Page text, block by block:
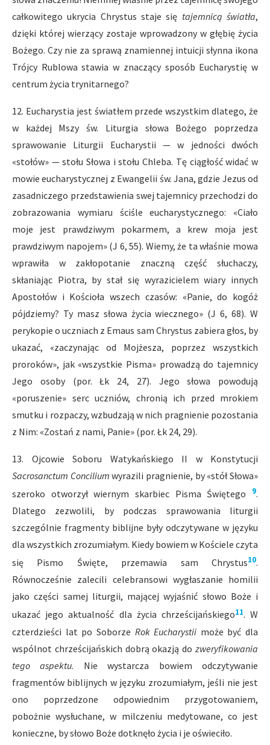
całkowitego ukrycia Chrystus staje się tajemnicą światła,
dzięki której wierzący zostaje wprowadzony w głębię życia
Bożego. Czy nie za sprawą znamiennej intuicji słynna ikona
Trójcy Rublowa stawia w znaczący sposób Eucharystię w
centrum życia trynitarnego?
12. Eucharystia jest światłem przede wszystkim dlatego, że
w każdej Mszy św. Liturgia słowa Bożego poprzedza
sprawowanie Liturgii Eucharystii — w jedności dwóch
«stołów» — stołu Słowa i stołu Chleba. Tę ciągłość widać w
mowie eucharystycznej z Ewangelii św. Jana, gdzie Jezus od
zasadniczego przedstawienia swej tajemnicy przechodzi do
zobrazowania wymiaru ściśle eucharystycznego: «Ciało
moje jest prawdziwym pokarmem, a krew moja jest
prawdziwym napojem» (J 6, 55). Wiemy, że ta właśnie mowa
wprawiła w zakłopotanie znaczną część słuchaczy,
skłaniając Piotra, by stał się wyrazicielem wiary innych
Apostołów i Kościoła wszech czasów: «Panie, do kogóż
pójdziemy? Ty masz słowa życia wiecznego» (J 6, 68). W
perykopie o uczniach z Emaus sam Chrystus zabiera głos, by
ukazać, «zaczynając od Mojżesza, poprzez wszystkich
proroków», jak «wszystkie Pisma» prowadzą do tajemnicy
Jego osoby (por. Łk 24, 27). Jego słowa powodują
«poruszenie» serc uczniów, chronią ich przed mrokiem
smutku i rozpaczy, wzbudzają w nich pragnienie pozostania
z Nim: «Zostań z nami, Panie» (por. Łk 24, 29).
13. Ojcowie Soboru Watykańskiego II w Konstytucji
Sacrosanctum Conciliumwyrazili pragnienie, by «stół Słowa»
szeroko otworzył wiernym skarbiec Pisma Świętego
9.
Dlatego zezwolili, by podczas sprawowania liturgii
szczególnie fragmenty biblijne były odczytywane w języku
dla wszystkich zrozumiałym. Kiedy bowiem w Kościele czyta
się Pismo Święte, przemawia sam Chrystus10.
Równocześnie zalecili celebransowi wygłaszanie homilii
jako części samej liturgii, mającej wyjaśnić słowo Boże i
ukazać jego aktualność dla życia chrześcijańskiego11. W
czterdzieści lat po Soborze Rok Eucharystii może być dla
wspólnot chrześcijańskich dobrą okazją do zweryfikowania
tego aspektu. Nie wystarcza bowiem odczytywanie
fragmentów biblijnych w języku zrozumiałym, jeśli nie jest
ono poprzedzone odpowiednim przygotowaniem,
pobożnie wysłuchane, w milczeniu medytowane, co jest
konieczne, by słowo Boże dotknęło życia i je oświeciło.